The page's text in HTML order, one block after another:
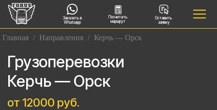
Заказать в
Whatsapp
Посчитать
маршрут
Оставить
заявку
Главная / Направления / Керчь — Орск
Грузоперевозки
Керчь — Орск
от 12000 руб.